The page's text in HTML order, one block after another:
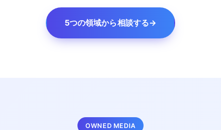
5つの領域から相談する→
OWNED MEDIA